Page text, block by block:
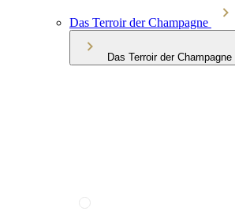
Das Terroir der Champagne
Das Terroir der Champagne